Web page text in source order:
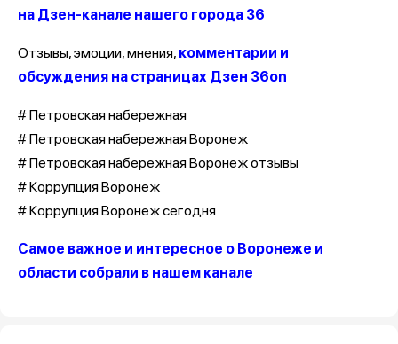
на Дзен-канале нашего города 36
Отзывы, эмоции, мнения, комментарии и
обсуждения на страницах Дзен 36on
# Петровская набережная
# Петровская набережная Воронеж
# Петровская набережная Воронеж отзывы
# Коррупция Воронеж
# Коррупция Воронеж сегодня
Самое важное и интересное о Воронеже и
области собрали в нашем канале